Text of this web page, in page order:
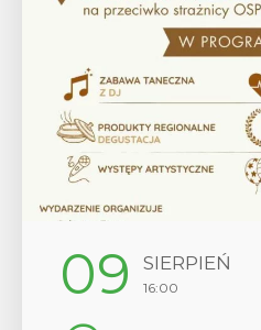
09 SIERPIEŃ
16:00